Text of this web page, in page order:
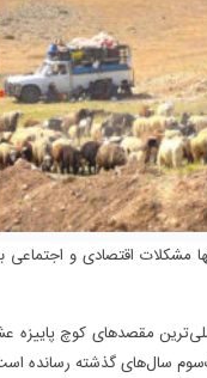
مشکلات اقتصادی و
مقصدهای کوچ
سال‌های گذشته رسانده